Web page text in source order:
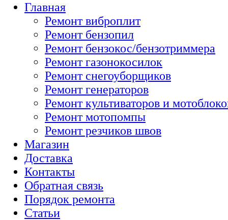
Главная
Ремонт виброплит
Ремонт бензопил
Ремонт бензокос/бензотриммера
Ремонт газонокосилок
Ремонт снегоуборщиков
Ремонт генераторов
Ремонт культиваторов и
Ремонт мотопомпы
Ремонт резчиков швов
Магазин
Доставка
Контакты
Обратная связь
Порядок ремонта
Статьи